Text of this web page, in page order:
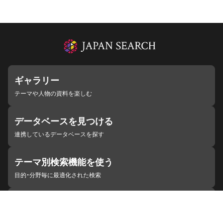
ギャラリー
テーマや人物の資料を楽しむ
データベースを見つける
連携しているデータベースを探す
テーマ別検索機能を使う
目的・分野毎に最適化された検索